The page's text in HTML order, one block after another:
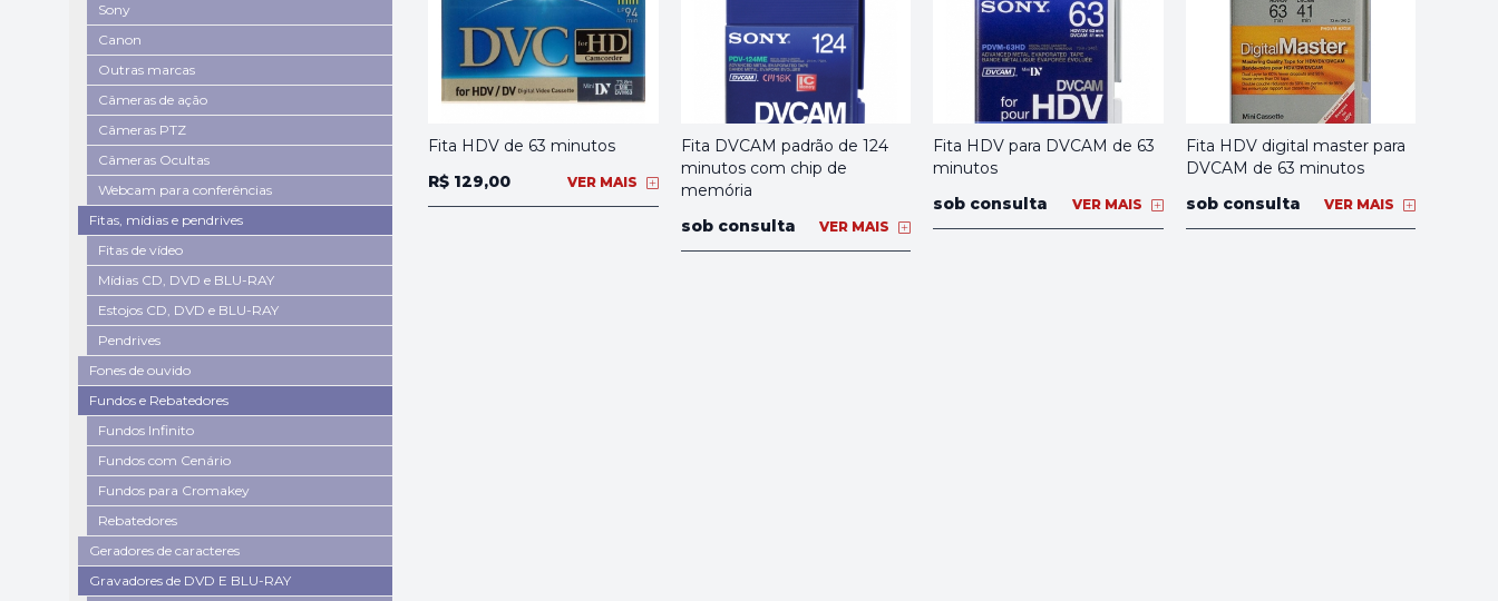
Sony
Canon
Outras marcas
Câmeras de ação
Câmeras PTZ
Câmeras Ocultas
Webcam para conferências
Fitas, mídias e pendrives
Fitas de vídeo
Mídias CD, DVD e BLU-RAY
Estojos CD, DVD e BLU-RAY
Pendrives
Fones de ouvido
Fundos e Rebatedores
Fundos Infinito
Fundos com Cenário
Fundos para Cromakey
Rebatedores
Geradores de caracteres
Gravadores de DVD E BLU-RAY
Fita HDV de 63 minutos
R$ 129,00
VER MAIS
Fita DVCAM padrão de 124
minutos com chip de
memória
sob consulta
VER MAIS
Fita HDV para DVCAM de 63
minutos
sob consulta
VER MAIS
Fita HDV digital master para
DVCAM de 63 minutos
sob consulta
VER MAIS